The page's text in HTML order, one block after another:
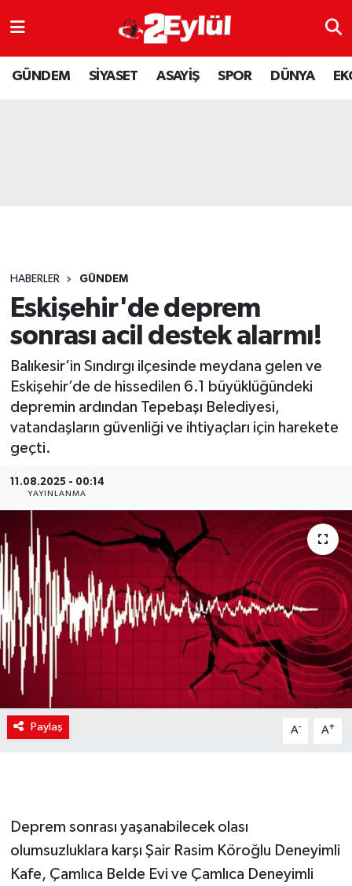
GÜNDEM SİYASET ASAYİŞ SPOR DÜNYA
HABERLER GÜNDEM
Eskişehir'de deprem
sonrası acil destek alarmı!
Balıkesir’in Sındırgı ilçesinde meydana gelen ve
Eskişehir’de de hissedilen 6.1 büyüklüğündeki
depremin ardından Tepebaşı Belediyesi,
vatandaşların güvenliği ve ihtiyaçları için harekete
geçti.
11.08.2025 - 00:14
YAYINLANMA
Paylaş A- A+
Deprem sonrası yaşanabilecek olası
olumsuzluklara karşı Şair Rasim Köroğlu Deneyimli
Kafe, Çamlıca Belde Evi ve Çamlıca Deneyimli
ASAYİŞ
DÜNYA
SPOR
YAŞAM
Nöbetçi Eczaneler
Hava Durumu
Son Dakika Haberleri
Haber Arşivi